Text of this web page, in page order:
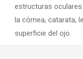
estructuras
la córnea, catarata,
superficie del ojo.